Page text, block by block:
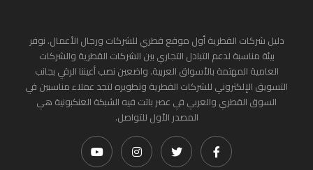
دليل شركات القطرية أول موقع قطري للشركات ورجال الأعمال. نوفر
بيئة مناسبة لدعم التبادل التجاري بين الشركات القطرية والشركات
العامية المهتمة بالأسواق العربية. واضعين نصب أعيننا الرقي بجانب
التسويق الإلكتروني للشركات القطرية وتطويره لتجد عملاء مناسبين في
السوق القطري والعربي في عصر باتت فيه الشبكة العنكبونية هي
المصدر الأول للتواصل.